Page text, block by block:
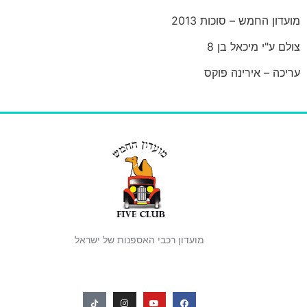
מועדון החמש – סוכות 2013
צולם ע"י מיכאל בן 8
עריכה – אירינה פוקס
מועדון רכבי האספנות של ישראל